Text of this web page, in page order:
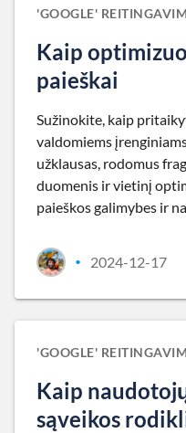
'GOOGLE'
Kaip
paieškai
Sužinokite, kaip
valdomiems
užklausas, rodomus
duomenis ir vietinį
paieškos galimybes ir
• 2024-12-17
'GOOGLE'
Kaip
sąveikos